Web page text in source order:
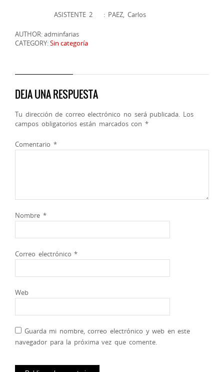
ASISTENTE 2 : PAEZ, Carlos
AUTHOR: adminfarias
CATEGORY:Sin categoría
DEJA UNA RESPUESTA
Tu dirección de correo electrónico no será publicada. Los
campos obligatorios están marcados con *
Comentario *
Nombre *
Correo electrónico*
Web
Guarda mi nombre, correo electrónico y web en este
navegador para la próxima vez que comente.